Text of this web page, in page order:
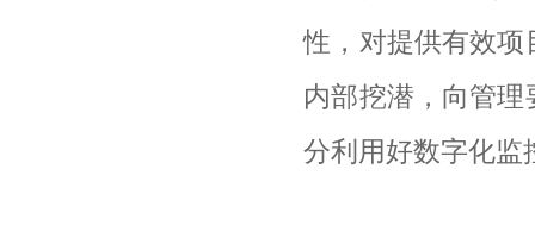
性，对提供有效
内部挖潜，向管理
分利用好数字化监